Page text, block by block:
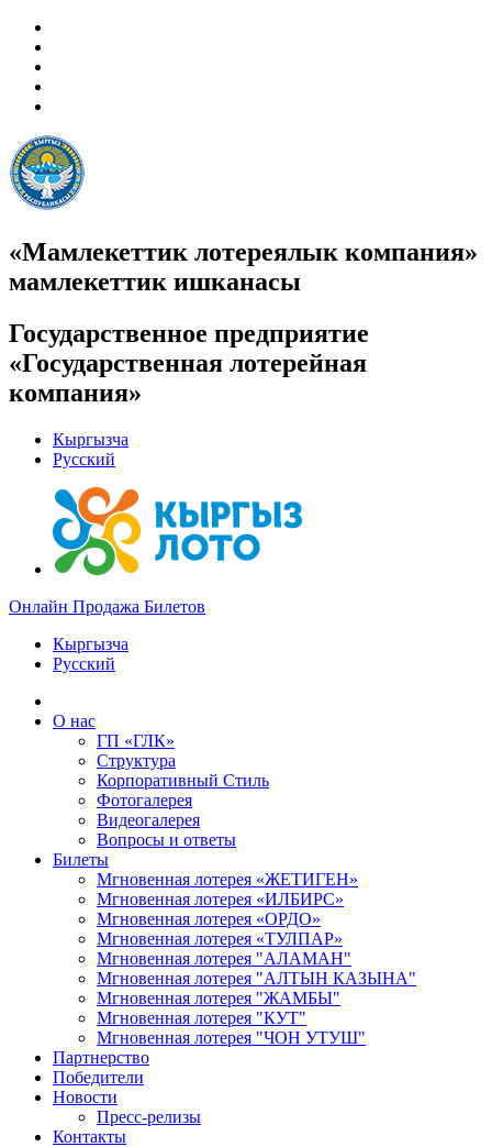
«Мамлекеттик лотереялык компания»
мамлекеттик ишканасы
Государственное предприятие
«Государственная лотерейная
компания»
Кыргызча
Русский
Онлайн Продажа Билетов
Кыргызча
Русский
О нас
ГП «ГЛК»
Структура
Корпоративный Стиль
Фотогалерея
Видеогалерея
Вопросы и ответы
Билеты
Мгновенная лотерея «ЖЕТИГЕН»
Мгновенная лотерея «ИЛБИРС»
Мгновенная лотерея «ОРДО»
Мгновенная лотерея «ТУЛПАР»
Мгновенная лотерея "АЛАМАН"
Мгновенная лотерея "АЛТЫН КАЗЫНА"
Мгновенная лотерея "ЖАМБЫ"
Мгновенная лотерея "КУТ"
Мгновенная лотерея "ЧОН УТУШ"
Партнерство
Победители
Новости
Пресс-релизы
Контакты